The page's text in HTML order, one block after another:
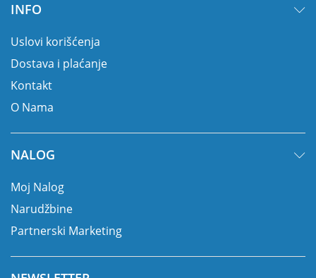
INFO
Uslovi korišćenja
Dostava i plaćanje
Kontakt
O Nama
NALOG
Moj Nalog
Narudžbine
Partnerski Marketing